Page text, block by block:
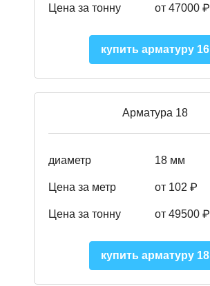
Цена за тонну от 47000 ₽
купить арматуру 16
Арматура 18
диаметр 18 мм
Цена за метр от 102 ₽
Цена за тонну от 49500 ₽
купить арматуру 18